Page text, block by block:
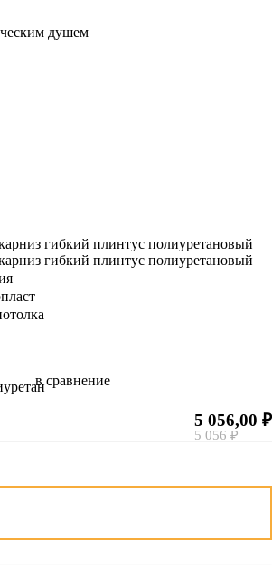
душем
гибкий плинтус полиуретановый
гибкий плинтус полиуретановый
в сравнение
5 056,00 ₽
5 056 ₽